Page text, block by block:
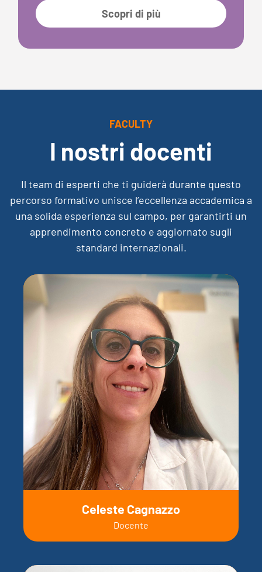
Scopri di più
FACULTY
I nostri docenti
Il team di esperti che ti guiderà durante questo
percorso formativo unisce l’eccellenza accademica a
una solida esperienza sul campo, per garantirti un
apprendimento concreto e aggiornato sugli
standard internazionali.
Celeste Cagnazzo
Docente